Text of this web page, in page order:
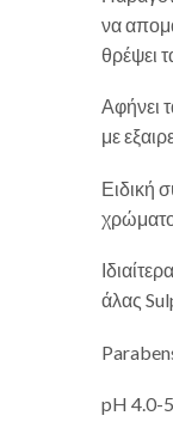
να
θρέψει
Αφήνει
με
Ειδική
άλας
pH 4.0-